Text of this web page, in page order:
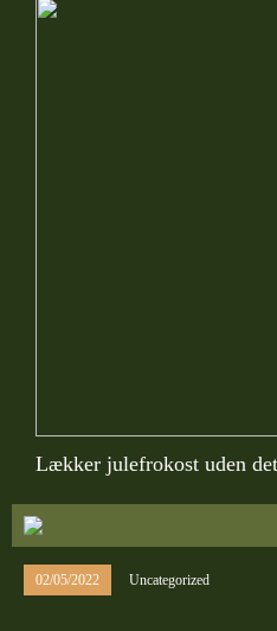
Lækker julefrokost uden
02/05/2022 Uncategorized